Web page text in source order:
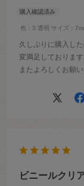
色：3.透明 サイズ：
久しぶりに購入し
変満足しておりま
またよろしくお願い
ビニールクリ